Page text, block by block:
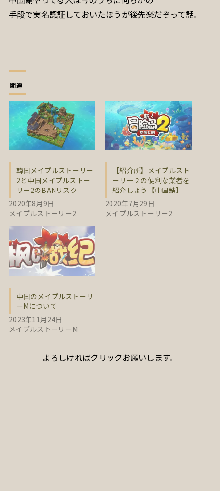
手段で実名認証しておいたほうが後先楽だぞって話。
関連
韓国メイプルストーリー
2と中国メイプルストー
リー2のBANリスク
2020年8月9日
メイプルストーリー2
【紹介所】メイプルスト
ーリー２の便利な業者を
紹介しよう【中国鯖】
2020年7月29日
メイプルストーリー2
中国のメイプルストーリ
ーMについて
2023年11月24日
メイプルストーリーM
よろしければクリックお願いします。